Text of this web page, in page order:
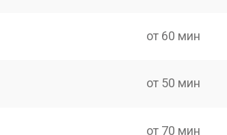
от 60 мин
от 50 мин
от 70 мин